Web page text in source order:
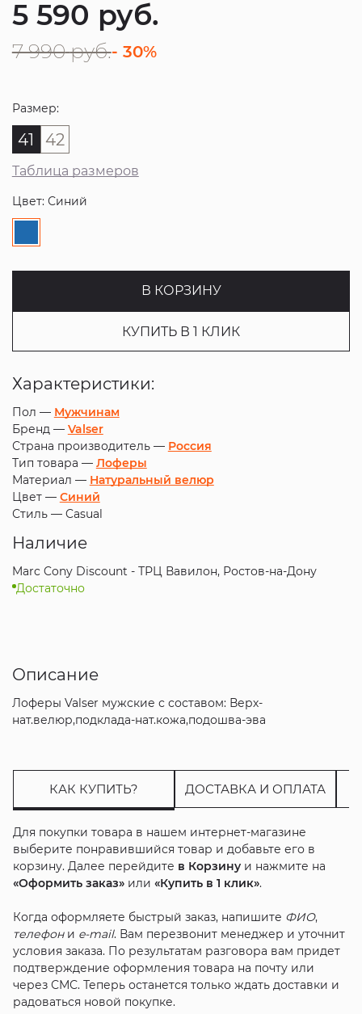
5 590 руб.
7 990 руб.- 30%
Размер:
41 42
Таблица размеров
Цвет: Синий
В КОРЗИНУ
КУПИТЬ В 1 КЛИК
Характеристики:
Пол — Мужчинам
Бренд — Valser
Страна производитель — Россия
Тип товара — Лоферы
Материал — Натуральный велюр
Цвет — Синий
Стиль — Casual
Наличие
Marc Cony Discount - ТРЦ Вавилон, Ростов-на-Дону
Достаточно
Описание
Лоферы Valser мужские с составом: Верх-
нат.велюр,подклада-нат.кожа,подошва-эва
КАК КУПИТЬ? ДОСТАВКА И ОПЛАТА
Для покупки товара в нашем интернет-магазине
выберите понравившийся товар и добавьте его в
корзину. Далее перейдите в Корзинуи нажмите на
«Оформить заказ»или «Купить в 1 клик».
Когда оформляете быстрый заказ, напишите ФИО,
телефони e-mail. Вам перезвонит менеджер и уточнит
условия заказа. По результатам разговора вам придет
подтверждение оформления товара на почту или
через СМС. Теперь останется только ждать доставки и
радоваться новой покупке.